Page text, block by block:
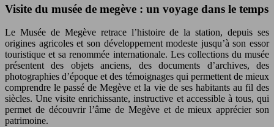
Visite du musée de megève : un voyage dans le temps
Le Musée de Megève retrace l’histoire de la station, depuis ses
origines agricoles et son développement modeste jusqu’à son essor
touristique et sa renommée internationale. Les collections du musée
présentent des objets anciens, des documents d’archives, des
photographies d’époque et des témoignages qui permettent de mieux
comprendre le passé de Megève et la vie de ses habitants au fil des
siècles. Une visite enrichissante, instructive et accessible à tous, qui
permet de découvrir l’âme de Megève et de mieux apprécier son
patrimoine.